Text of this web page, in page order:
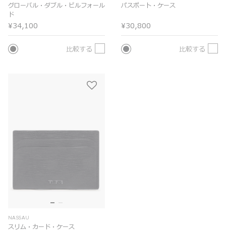
グローバル・ダブル・ビルフォール
ド
¥34,100
比較する
パスポート・ケース
¥30,800
比較する
NASSAU
スリム・カード・ケース